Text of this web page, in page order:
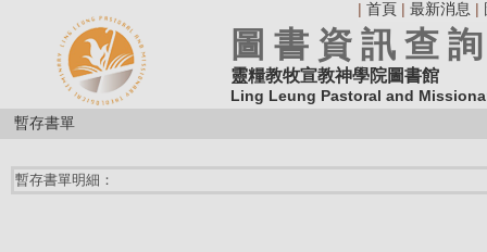
| 首頁 | 最新消息 |
圖 書 資 訊 查
靈糧教牧宣教神學院圖書館
Ling Leung Pastoral and
暫存書單
暫存書單明細：